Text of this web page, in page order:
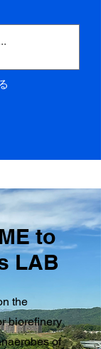
to
LAB
the
biorefinery
of